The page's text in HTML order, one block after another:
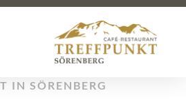
IN SÖRENBERG